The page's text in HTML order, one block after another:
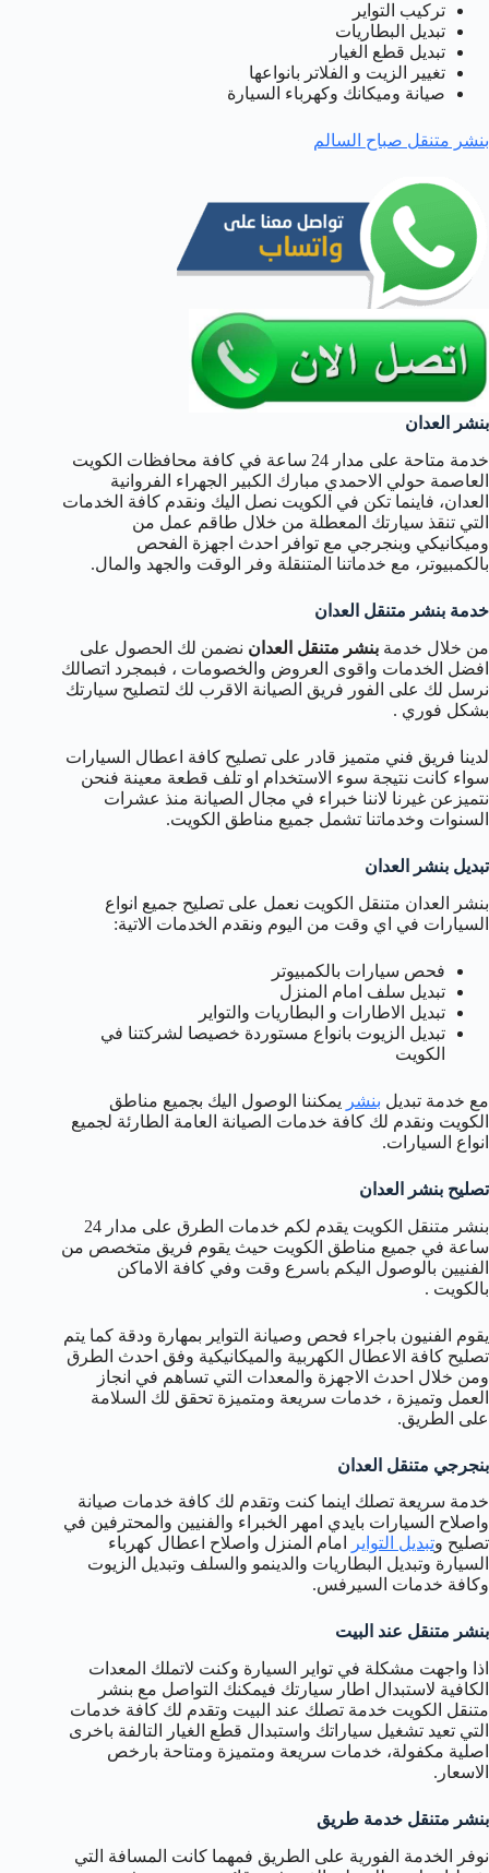
تركيب التواير
تبديل البطاريات
تبديل قطع الغيار
تغيير الزيت و الفلاتر بانواعها
صيانة وميكانك وكهرباء السيارة
بنشر متنقل صباح السالم
بنشر العدان
خدمة متاحة على مدار 24 ساعة في كافة محافظات الكويت
العاصمة حولي الاحمدي مبارك الكبير الجهراء الفروانية
العدان، فاينما تكن في الكويت نصل اليك ونقدم كافة الخدمات
التي تنقذ سيارتك المعطلة من خلال طاقم عمل من
وميكانيكي وبنجرجي مع توافر احدث اجهزة الفحص
بالكمبيوتر، مع خدماتنا المتنقلة وفر الوقت والجهد والمال.
خدمة بنشر متنقل العدان
من خلال خدمة بنشر متنقل العدان نضمن لك الحصول على
افضل الخدمات واقوى العروض والخصومات ، فبمجرد اتصالك
نرسل لك على الفور فريق الصيانة الاقرب لك لتصليح سيارتك
بشكل فوري .
لدينا فريق فني متميز قادر على تصليح كافة اعطال السيارات
سواء كانت نتيجة سوء الاستخدام او تلف قطعة معينة فنحن
نتميزعن غيرنا لاننا خبراء في مجال الصيانة منذ عشرات
السنوات وخدماتنا تشمل جميع مناطق الكويت.
تبديل بنشر العدان
بنشر العدان متنقل الكويت نعمل على تصليح جميع انواع
السيارات في اي وقت من اليوم ونقدم الخدمات الاتية:
فحص سيارات بالكمبيوتر
تبديل سلف امام المنزل
تبديل الاطارات و البطاريات والتواير
تبديل الزيوت بانواع مستوردة خصيصا لشركتنا في
الكويت
مع خدمة تبديل بنشر يمكننا الوصول اليك بجميع مناطق
الكويت ونقدم لك كافة خدمات الصيانة العامة الطارئة لجميع
انواع السيارات.
تصليح بنشر العدان
بنشر متنقل الكويت يقدم لكم خدمات الطرق على مدار 24
ساعة في جميع مناطق الكويت حيث يقوم فريق متخصص من
الفنيين بالوصول اليكم باسرع وقت وفي كافة الاماكن
بالكويت .
يقوم الفنيون باجراء فحص وصيانة التواير بمهارة ودقة كما يتم
تصليح كافة الاعطال الكهربية والميكانيكية وفق احدث الطرق
ومن خلال احدث الاجهزة والمعدات التي تساهم في انجاز
العمل وتميزة ، خدمات سريعة ومتميزة تحقق لك السلامة
على الطريق.
بنجرجي متنقل العدان
خدمة سريعة تصلك اينما كنت وتقدم لك كافة خدمات صيانة
واصلاح السيارات بايدي امهر الخبراء والفنيين والمحترفين في
تصليح وتبديل التواير
امام المنزل واصلاح اعطال كهرباء
السيارة وتبديل البطاريات والدينمو والسلف وتبديل الزيوت
وكافة خدمات السيرفس.
بنشر متنقل عند البيت
اذا واجهت مشكلة في تواير السيارة وكنت لاتملك المعدات
الكافية لاستبدال اطار سيارتك فيمكنك التواصل مع بنشر
متنقل الكويت خدمة تصلك عند البيت وتقدم لك كافة خدمات
التي تعيد تشغيل سياراتك واستبدال قطع الغيار التالفة باخرى
اصلية مكفولة، خدمات سريعة ومتميزة ومتاحة بارخص
الاسعار.
بنشر متنقل خدمة طريق
نوفر الخدمة الفورية على الطريق فمهما كانت المسافة التي